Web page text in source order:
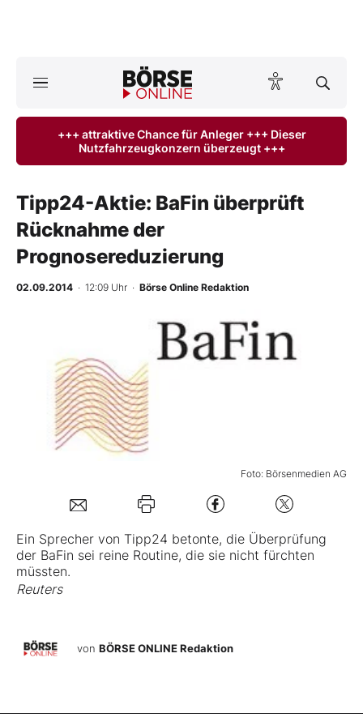
Anlageprodukte
Finanz-Check
Abo & Shop
BO-Musterdepots
Mein B:O
Mein Konto
+++ attraktive Chance für Anleger +++ Dieser
Nutzfahrzeugkonzern überzeugt +++
Tipp24-Aktie: BaFin überprüft
Rücknahme der
Prognosereduzierung
02.09.2014 · 12:09 Uhr · Börse Online Redaktion
Foto: Börsenmedien AG
Ein Sprecher von Tipp24 betonte, die Überprüfung
der BaFin sei reine Routine, die sie nicht fürchten
müssten.
Reuters
von BÖRSE ONLINE Redaktion